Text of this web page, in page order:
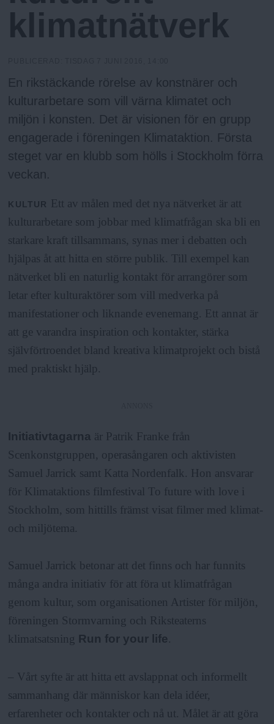
N
u
y
klimatnätverk
En rikstäckande rörelse av konstnärer och
kulturarbetare som vill värna klimatet och
miljön i konsten. Det är visionen för en grupp
engagerade i föreningen Klimataktion. Första
steget var en klubb som hölls i Stockholm förra
veckan.
KULTUR
Ett av målen med det nya nätverket är att
kulturarbetare som jobbar med klimatfrågan ska bli en
starkare kraft tillsammans, synas mer i debatten och
hjälpas åt att hitta en större publik. Till exempel kan
nätverket bli en naturlig kontakt för arrangörer som
letar efter kulturaktörer som vill medverka på
manifestationer och liknande evenemang. Ett annat är
att ge varandra inspiration och kontakter, stärka
självförtroendet bland kreativa klimatprojekt och bistå
med praktiskt hjälp.
Initiativtagarna är Patrik Franke från
Scenkonstgruppen, operasångaren och aktivisten
Samuel Jarrick samt Katta Nordenfalk. Hon ansvarar
för Klimataktions filmfestival To future with love i
Stockholm, som hittills främst visat filmer med klimat-
och miljötema.
Samuel Jarrick betonar att det finns och har funnits
många andra initiativ för att föra ut klimatfrågan
genom kultur, som organisationen Artister för miljön,
föreningen Stormvarning och Riksteaterns
klimatsatsning Run for your life.
– Vårt syfte är att hitta ett avslappnat och informellt
sammanhang där människor kan dela idéer,
erfarenheter och kontakter och nå ut. Målet är att göra